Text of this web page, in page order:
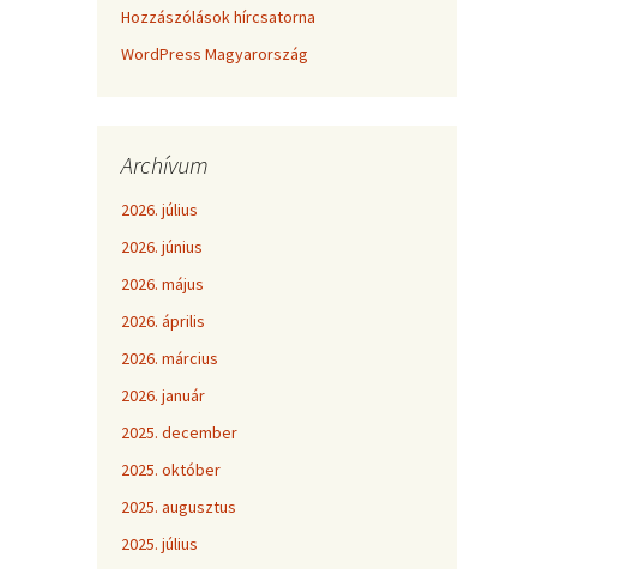
Hozzászólások hírcsatorna
WordPress Magyarország
Archívum
2026. július
2026. június
2026. május
2026. április
2026. március
2026. január
2025. december
2025. október
2025. augusztus
2025. július